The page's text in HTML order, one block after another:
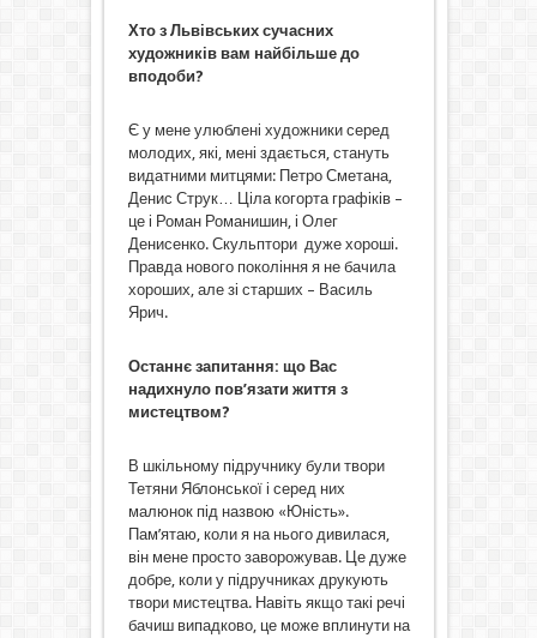
Хто з Львівських сучасних
художників вам найбільше до
вподоби?
Є у мене улюблені художники серед
молодих, які, мені здається, стануть
видатними митцями: Петро Сметана,
Денис Струк… Ціла когорта графіків –
це і Роман Романишин, і Олег
Денисенко. Скульптори дуже хороші.
Правда нового покоління я не бачила
хороших, але зі старших – Василь
Ярич.
Останнє запитання: що Вас
надихнуло пов’язати життя з
мистецтвом?
В шкільному підручнику були твори
Тетяни Яблонської і серед них
малюнок під назвою «Юність».
Пам’ятаю, коли я на нього дивилася,
він мене просто заворожував. Це дуже
добре, коли у підручниках друкують
твори мистецтва. Навіть якщо такі речі
бачиш випадково, це може вплинути на